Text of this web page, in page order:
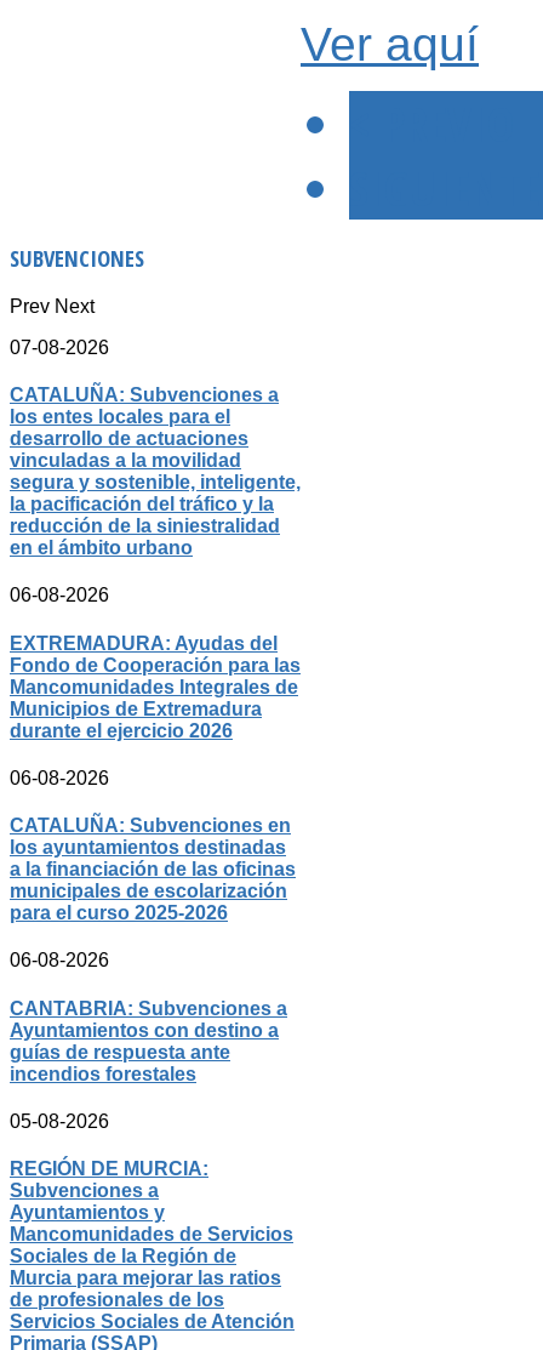
Ver aquí
SUBVENCIONES
Prev Next
07-08-2026
CATALUÑA: Subvenciones a
los entes locales para el
desarrollo de actuaciones
vinculadas a la movilidad
segura y sostenible, inteligente,
la pacificación del tráfico y la
reducción de la siniestralidad
en el ámbito urbano
06-08-2026
EXTREMADURA: Ayudas del
Fondo de Cooperación para las
Mancomunidades Integrales de
Municipios de Extremadura
durante el ejercicio 2026
06-08-2026
CATALUÑA: Subvenciones en
los ayuntamientos destinadas
a la financiación de las oficinas
municipales de escolarización
para el curso 2025-2026
06-08-2026
CANTABRIA: Subvenciones a
Ayuntamientos con destino a
guías de respuesta ante
incendios forestales
05-08-2026
REGIÓN DE MURCIA:
Subvenciones a
Ayuntamientos y
Mancomunidades de Servicios
Sociales de la Región de
Murcia para mejorar las ratios
de profesionales de los
Servicios Sociales de Atención
Primaria (SSAP)